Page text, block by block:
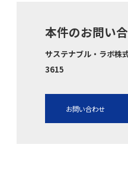
本件のお問い
サステナブル・ラボ株
3615
お問い合わせ